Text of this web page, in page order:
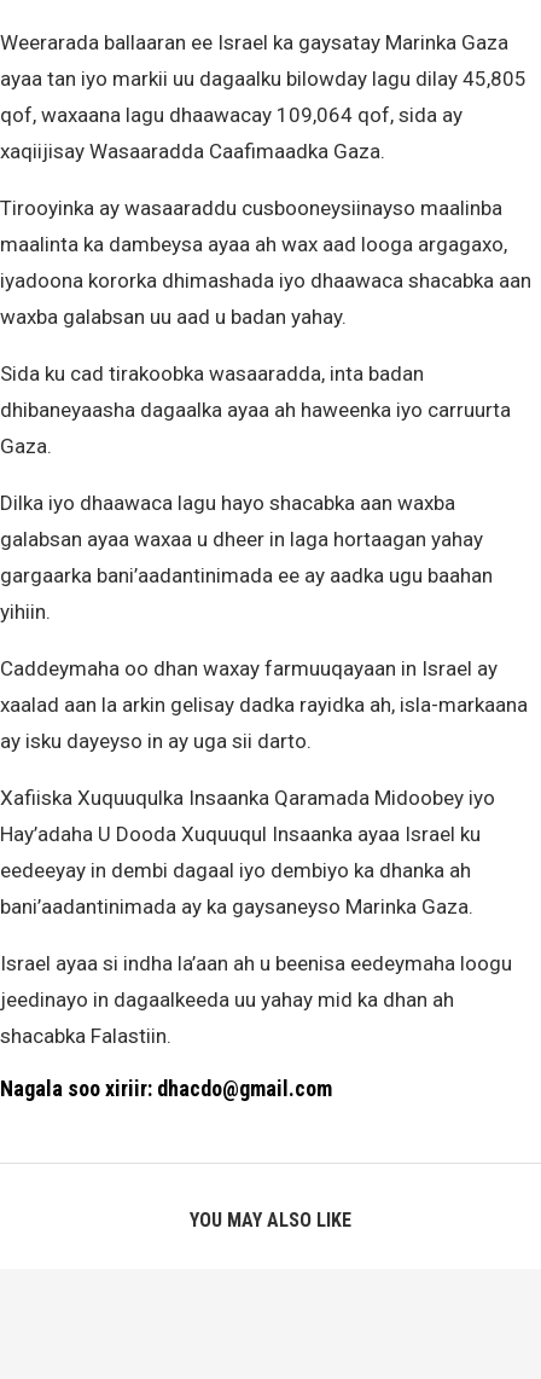
Weerarada ballaaran ee Israel ka gaysatay Marinka Gaza
ayaa tan iyo markii uu dagaalku bilowday lagu dilay 45,805
qof, waxaana lagu dhaawacay 109,064 qof, sida ay
xaqiijisay Wasaaradda Caafimaadka Gaza.
Tirooyinka ay wasaaraddu cusbooneysiinayso maalinba
maalinta ka dambeysa ayaa ah wax aad looga argagaxo,
iyadoona kororka dhimashada iyo dhaawaca shacabka aan
waxba galabsan uu aad u badan yahay.
Sida ku cad tirakoobka wasaaradda, inta badan
dhibaneyaasha dagaalka ayaa ah haweenka iyo carruurta
Gaza.
Dilka iyo dhaawaca lagu hayo shacabka aan waxba
galabsan ayaa waxaa u dheer in laga hortaagan yahay
gargaarka bani’aadantinimada ee ay aadka ugu baahan
yihiin.
Caddeymaha oo dhan waxay farmuuqayaan in Israel ay
xaalad aan la arkin gelisay dadka rayidka ah, isla-markaana
ay isku dayeyso in ay uga sii darto.
Xafiiska Xuquuqulka Insaanka Qaramada Midoobey iyo
Hay’adaha U Dooda Xuquuqul Insaanka ayaa Israel ku
eedeeyay in dembi dagaal iyo dembiyo ka dhanka ah
bani’aadantinimada ay ka gaysaneyso Marinka Gaza.
Israel ayaa si indha la’aan ah u beenisa eedeymaha loogu
jeedinayo in dagaalkeeda uu yahay mid ka dhan ah
shacabka Falastiin.
Nagala soo xiriir: dhacdo@gmail.com
YOU MAY ALSO LIKE